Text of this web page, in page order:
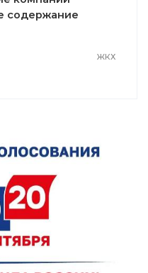
содержание
ЖКХ